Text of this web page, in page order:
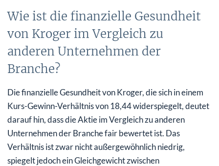
Wie ist die finanzielle Gesundheit
von Kroger im Vergleich zu
anderen Unternehmen der
Branche?
Die finanzielle Gesundheit von Kroger, die sich in einem
Kurs-Gewinn-Verhältnis von 18,44 widerspiegelt, deutet
darauf hin, dass die Aktie im Vergleich zu anderen
Unternehmen der Branche fair bewertet ist. Das
Verhältnis ist zwar nicht außergewöhnlich niedrig,
spiegelt jedoch ein Gleichgewicht zwischen